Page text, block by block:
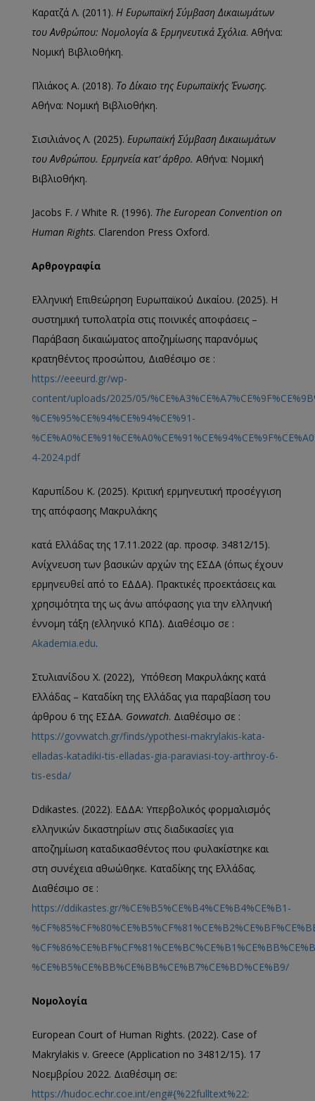
Καρατζά Λ. (2011). Η Ευρωπαϊκή Σύμβαση Δικαιωμάτων
του Ανθρώπου: Νομολογία & Ερμηνευτικά Σχόλια. Αθήνα:
Νομική Βιβλιοθήκη.
Πλιάκος Α. (2018). Το Δίκαιο της Ευρωπαϊκής Ένωσης.
Αθήνα: Νομική Βιβλιοθήκη.
Σισιλιάνος Λ. (2025). Ευρωπαϊκή Σύμβαση Δικαιωμάτων
του Ανθρώπου. Ερμηνεία κατ’ άρθρο. Αθήνα: Νομική
Βιβλιοθήκη.
Jacobs F. / White R. (1996). The European Convention on
Human Rights. Clarendon Press Oxford.
Αρθρογραφία
Ελληνική Επιθεώρηση Ευρωπαϊκού Δικαίου. (2025). Η
συστημική τυπολατρία στις ποινικές αποφάσεις –
Παράβαση δικαιώματος αποζημίωσης παρανόμως
κρατηθέντος προσώπου, Διαθέσιμο σε :
https://eeeurd.gr/wp-
content/uploads/2025/05/
%CE%95%CE%94%CE%94%CE%91-
4-2024.pdf
Καρυπίδου Κ. (2025). Κριτική ερμηνευτική προσέγγιση
της απόφασης Μακρυλάκης
κατά Ελλάδας της 17.11.2022 (αρ. προσφ. 34812/15).
Ανίχνευση των βασικών αρχών της ΕΣΔΑ (όπως έχουν
ερμηνευθεί από το ΕΔΔΑ). Πρακτικές προεκτάσεις και
χρησιμότητα της ως άνω απόφασης για την ελληνική
έννομη τάξη (ελληνικό ΚΠΔ). Διαθέσιμο σε :
Akademia.edu.
Στυλιανίδου Χ. (2022), Υπόθεση Μακρυλάκης κατά
Ελλάδας – Καταδίκη της Ελλάδας για παραβίαση του
άρθρου 6 της ΕΣΔΑ. Govwatch. Διαθέσιμο σε :
https://govwatch.gr/finds/ypothesi-makrylakis-kata-
elladas-katadiki-tis-elladas-gia-paraviasi-toy-arthroy-6-
tis-esda/
Ddikastes. (2022). ΕΔΔΑ: Υπερβολικός φορμαλισμός
ελληνικών δικαστηρίων στις διαδικασίες για
αποζημίωση καταδικασθέντος που φυλακίστηκε και
στη συνέχεια αθωώθηκε. Καταδίκης της Ελλάδας.
Διαθέσιμο σε :
https://ddikastes.gr/%CE%B5%CE%B4%CE%B4%CE%B1-
%CE%B5%CE%BB%CE%BB%CE%B7%CE%BD%CE%B9/
Νομολογία
European Court of Human Rights. (2022). Case of
Makrylakis v. Greece (Application no 34812/15). 17
Νοεμβρίου 2022. Διαθέσιμη σε:
https://hudoc.echr.coe.int/eng#{%22fulltext%22: